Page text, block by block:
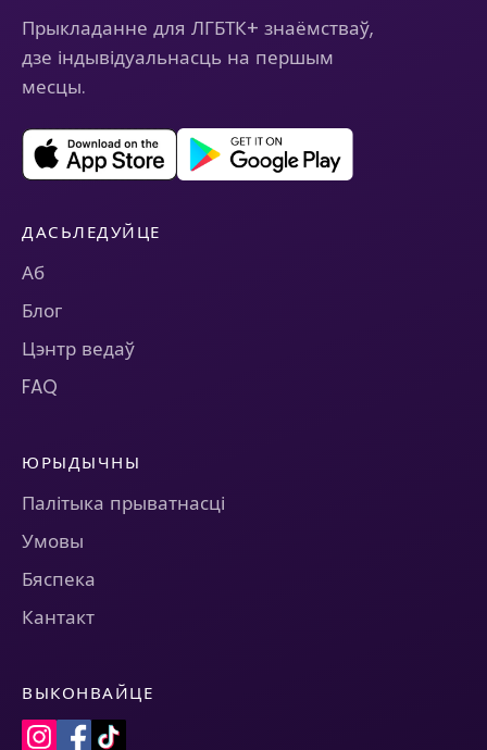
Прыкладанне для ЛГБТК+ знаёмстваў,
дзе індывідуальнасць на першым
месцы.
ДАСЬЛЕДУЙЦЕ
Аб
Блог
Цэнтр ведаў
FAQ
ЮРЫДЫЧНЫ
Палітыка прыватнасці
Умовы
Бяспека
Кантакт
ВЫКОНВАЙЦЕ